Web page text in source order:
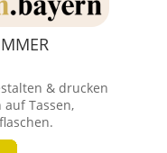
& drucken
auf Tassen,